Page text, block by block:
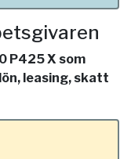
P425 X som
leasing, skatt